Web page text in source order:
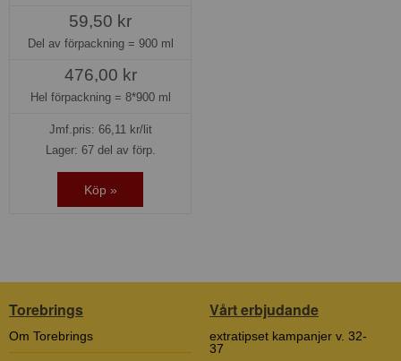
59,50 kr
Del av förpackning = 900 ml
476,00 kr
Hel förpackning = 8*900 ml
Jmf.pris: 66,11kr/lit
Lager: 67 del av förp.
Köp »
Torebrings
Om Torebrings
Vårt erbjudande
extratipset kampanjer v. 32-
37